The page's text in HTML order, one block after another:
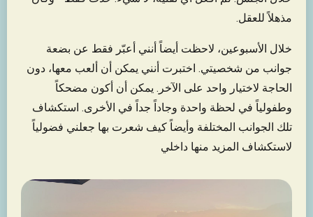
مذهلاً للعقل.
خلال الأسبوعين، لاحظت أيضاً أنني أعبّر فقط عن بضعة
جوانب من شخصيتي. اختبرت أنني يمكن أن ألعب معها، دون
الحاجة لاختيار واحد على الآخر. يمكن أن أكون مضحكاً
وطفولياً في لحظة واحدة وجاداً جداً في الأخرى. استكشاف
تلك الجوانب المختلفة وأيضاً كيف شعرت بها جعلني فضولياً
لاستكشاف المزيد منها داخلي